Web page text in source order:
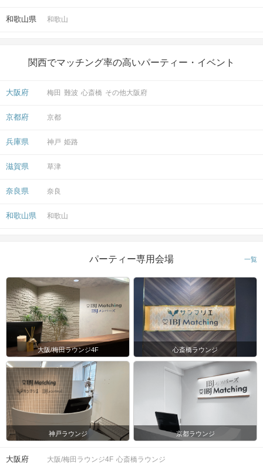
和歌山県 和歌山
関西でマッチング率の高いパーティー・イベント
大阪府 梅田 難波 心斎橋 その他大阪府
京都府 京都
兵庫県 神戸 姫路
滋賀県 草津
奈良県 奈良
和歌山県 和歌山
パーティー専用会場 一覧
大阪/梅田ラウンジ4F 心斎橋ラウンジ
神戸ラウンジ 京都ラウンジ
大阪府 大阪/梅田ラウンジ4F 心斎橋ラウンジ